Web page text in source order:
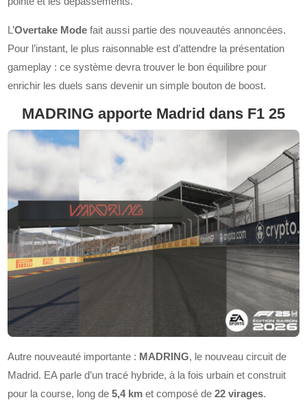
L’Overtake Mode fait aussi partie des nouveautés annoncées.
Pour l’instant, le plus raisonnable est d’attendre la présentation
gameplay : ce système devra trouver le bon équilibre pour
enrichir les duels sans devenir un simple bouton de boost.
MADRING apporte Madrid dans F1 25
Autre nouveauté importante : MADRING, le nouveau circuit de
Madrid. EA parle d’un tracé hybride, à la fois urbain et construit
pour la course, long de5,4 km et composé de22 virages.